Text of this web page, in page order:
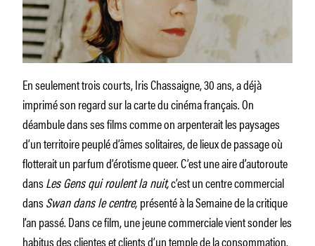
En seulement trois courts, Iris Chassaigne, 30 ans, a déjà
imprimé son regard sur la carte du cinéma français. On
déambule dans ses films comme on arpenterait les paysages
d’un territoire peuplé d’âmes solitaires, de lieux de passage où
flotterait un parfum d’érotisme queer. C’est une aire d’autoroute
dansLes Gens qui roulent la nuit,c’est un centre commercial
dansSwan dans le centre,présenté à la Semaine de la critique
l’an passé. Dans ce film, une jeune commerciale vient sonder les
habitus des clientes et clients d’un temple de la consommation.